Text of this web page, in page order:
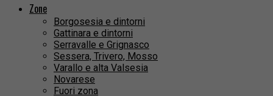
Zone
Borgosesia e dintorni
Gattinara e dintorni
Serravalle e Grignasco
Sessera, Trivero, Mosso
Varallo e alta Valsesia
Novarese
Fuori zona